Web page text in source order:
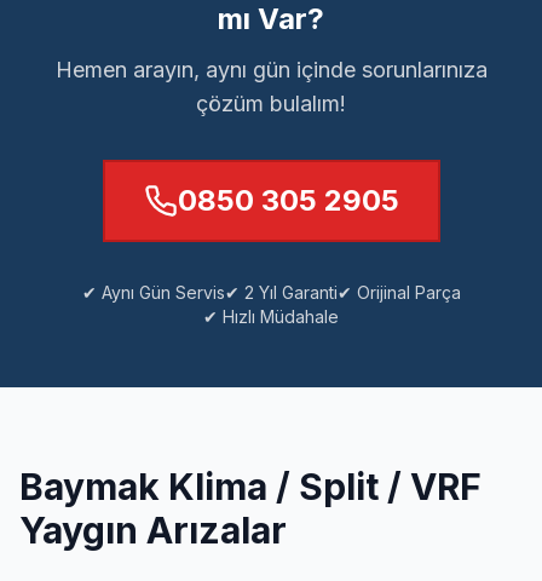
mı Var?
Hemen arayın, aynı gün içinde sorunlarınıza
çözüm bulalım!
0850 305 2905
✔ Aynı Gün Servis✔ 2 Yıl Garanti✔ Orijinal Parça
✔ Hızlı Müdahale
Baymak Klima / Split / VRF
Yaygın Arızalar